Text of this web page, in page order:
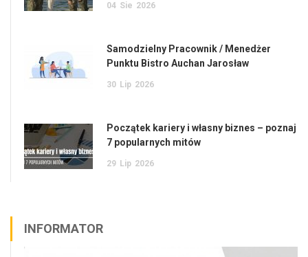
04 Sie 2026
Samodzielny Pracownik / Menedżer
Punktu Bistro Auchan Jarosław
30 Lip 2026
Początek kariery i własny biznes – poznaj
7 popularnych mitów
29 Lip 2026
INFORMATOR